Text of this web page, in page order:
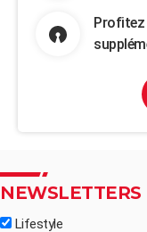
Profitez
NEWSLETTERS
Lifestyle